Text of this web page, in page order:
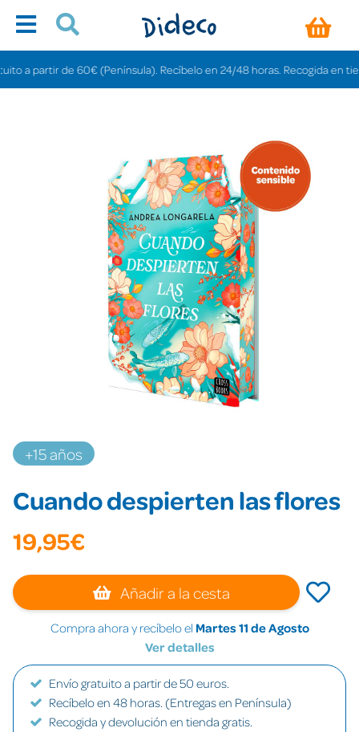
partir de 60€ (Península). Recíbelo en 24/48 horas. Recogida en
+15 años
Cuando despierten las flores
19,95€
Añadir a la cesta
Compra ahora y recíbelo el Martes 11 de Agosto
Ver detalles
Envío gratuito a partir de 50 euros.
Recíbelo en 48 horas. (Entregas en Península)
Recogida y devolución en tienda gratis.